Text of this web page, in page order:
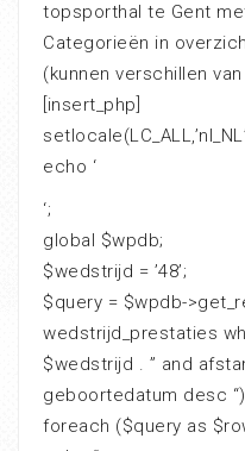
topsporthal te Gent
Categorieën in
(kunnen verschillen
[insert_php]
echo ‘
‘;
global $wpdb;
$wedstrijd = ’48’;
$query = $wpdb-
wedstrijd_prestaties
$wedstrijd . ” and
geboortedatum desc
foreach ($query as